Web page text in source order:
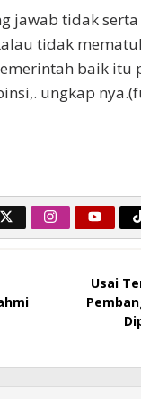
jawab tidak
tidak
baik itu
ungkap
Usai